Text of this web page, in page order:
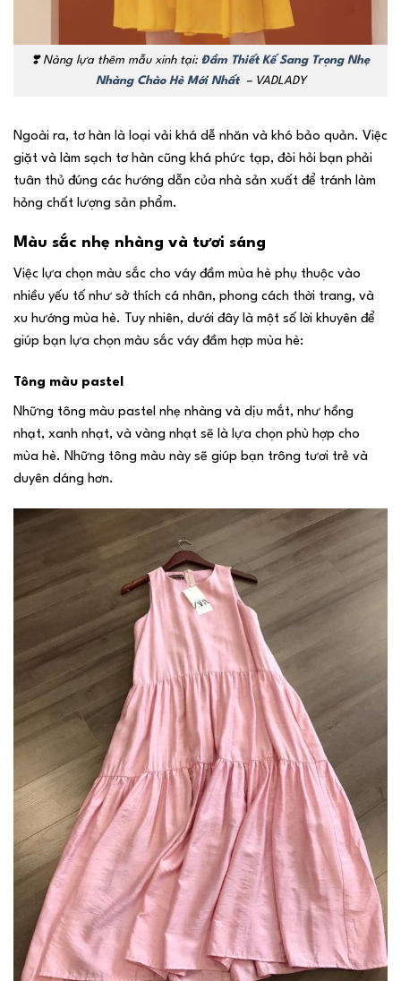
❣️ Nàng lựa thêm mẫu xinh tại: Đầm Thiết Kế Sang Trọng Nhẹ
Nhàng Chào Hè Mới Nhất
– VADLADY
Ngoài ra, tơ hàn là loại vải khá dễ nhăn và khó bảo quản. Việc
giặt và làm sạch tơ hàn cũng khá phức tạp, đòi hỏi bạn phải
tuân thủ đúng các hướng dẫn của nhà sản xuất để tránh làm
hỏng chất lượng sản phẩm.
Màu sắc nhẹ nhàng và tươi sáng
Việc lựa chọn màu sắc cho váy đầm mùa hè phụ thuộc vào
nhiều yếu tố như sở thích cá nhân, phong cách thời trang, và
xu hướng mùa hè. Tuy nhiên, dưới đây là một số lời khuyên để
giúp bạn lựa chọn màu sắc váy đầm hợp mùa hè:
Tông màu pastel
Những tông màu pastel nhẹ nhàng và dịu mắt, như hồng
nhạt, xanh nhạt, và vàng nhạt sẽ là lựa chọn phù hợp cho
mùa hè. Những tông màu này sẽ giúp bạn trông tươi trẻ và
duyên dáng hơn.